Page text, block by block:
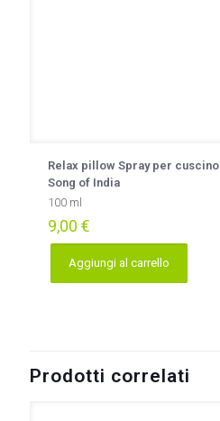
Relax pillow Spray per cuscino
Song of India
100 ml
9,00 €
Aggiungi al carrello
Prodotti correlati